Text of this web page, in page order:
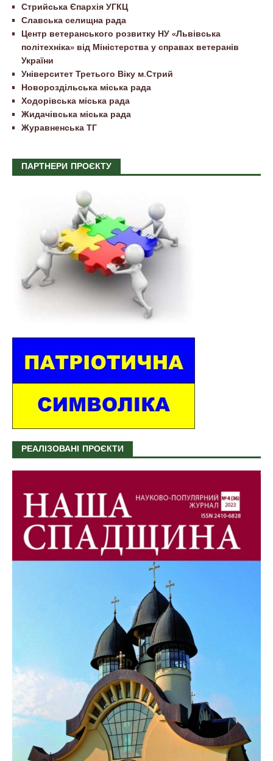
Стрийська Єпархія УГКЦ
Славська селищна рада
Центр ветеранського розвитку НУ «Львівська
політехніка» від Міністерства у справах ветеранів
України
Університет Третього Віку м.Стрий
Новороздільська міська рада
Ходорівська міська рада
Жидачівська міська рада
Журавненська ТГ
ПАРТНЕРИ ПРОЄКТУ
РЕАЛІЗОВАНІ ПРОЄКТИ